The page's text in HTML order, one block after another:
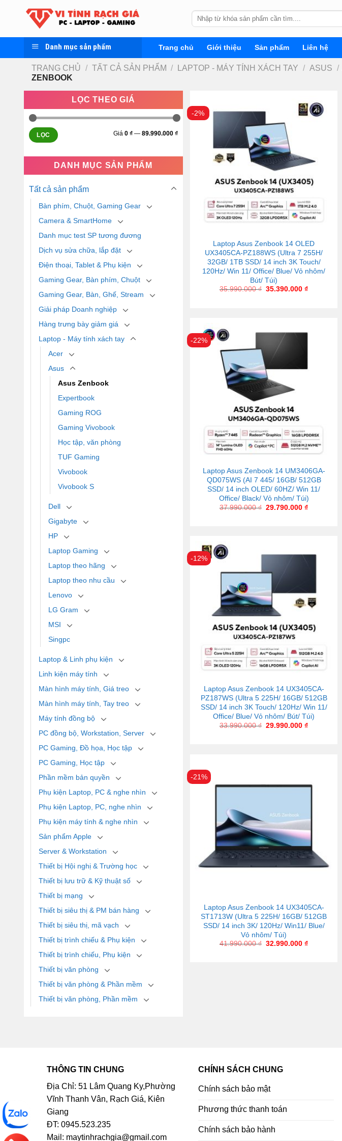
Tìm
kiếm:
Danh mục sản phẩm Trang chủ Giới thiệu Sản phẩm Liên hệ
TRANG CHỦ / TẤT CẢ SẢN PHẨM / LAPTOP - MÁY TÍNH XÁCH TAY / ASUS /
ZENBOOK
LỌC THEO GIÁ
LỌC Giá 0 ₫— 89.990.000 ₫
DANH MỤC SẢN PHẨM
Tất cả sản phẩm
Bàn phím, Chuột, Gaming Gear
Camera & SmartHome
Danh mục test SP tương đương
Dịch vụ sửa chữa, lắp đặt
Điện thoại, Tablet & Phụ kiện
Gaming Gear, Bàn phím, Chuột
Gaming Gear, Bàn, Ghế, Stream
Giải pháp Doanh nghiệp
Hàng trưng bày giảm giá
Laptop - Máy tính xách tay
Acer
Asus
Asus Zenbook
Expertbook
Gaming ROG
Gaming Vivobook
Học tập, văn phòng
TUF Gaming
Vivobook
Vivobook S
Dell
Gigabyte
HP
Laptop Gaming
Laptop theo hãng
Laptop theo nhu cầu
Lenovo
LG Gram
MSI
Singpc
Laptop & Linh phụ kiện
Linh kiện máy tính
Màn hình máy tính, Giá treo
Màn hình máy tính, Tay treo
Máy tính đồng bộ
PC đồng bộ, Workstation, Server
PC Gaming, Đồ họa, Học tập
PC Gaming, Học tập
Phần mềm bản quyền
Phụ kiện Laptop, PC & nghe nhìn
Phụ kiện Laptop, PC, nghe nhìn
Phụ kiện máy tính & nghe nhìn
Sản phẩm Apple
Server & Workstation
Thiết bị Hội nghị & Trường học
Thiết bị lưu trữ & Kỹ thuật số
Thiết bị mạng
Thiết bị siêu thị & PM bán hàng
Thiết bị siêu thị, mã vạch
Thiết bị trình chiếu & Phụ kiện
Thiết bị trình chiếu, Phụ kiện
Thiết bị văn phòng
Thiết bị văn phòng & Phần mềm
Thiết bị văn phòng, Phần mềm
-2%
Laptop Asus Zenbook 14 OLED
UX3405CA-PZ188WS (Ultra 7 255H/
32GB/ 1TB SSD/ 14 inch 3K Touch/
120Hz/ Win 11/ Office/ Blue/ Vỏ nhôm/
Bút/ Túi)
35.990.000₫ 35.390.000₫
-22%
Laptop Asus Zenbook 14 UM3406GA-
QD075WS (AI 7 445/ 16GB/ 512GB
SSD/ 14 inch OLED/ 60HZ/ Win 11/
Office/ Black/ Vỏ nhôm/ Túi)
37.990.000₫ 29.790.000₫
-12%
Laptop Asus Zenbook 14 UX3405CA-
PZ187WS (Ultra 5 225H/ 16GB/ 512GB
SSD/ 14 inch 3K Touch/ 120Hz/ Win 11/
Office/ Blue/ Vỏ nhôm/ Bút/ Túi)
33.990.000₫ 29.990.000₫
-21%
Laptop Asus Zenbook 14 UX3405CA-
ST1713W (Ultra 5 225H/ 16GB/ 512GB
SSD/ 14 inch 3K/ 120Hz/ Win11/ Blue/
Vỏ nhôm/ Túi)
41.990.000₫ 32.990.000₫
THÔNG TIN CHUNG
Địa Chỉ: 51 Lâm Quang Ky,Phường
Vĩnh Thanh Vân, Rạch Giá, Kiên
Giang
ĐT: 0945.523.235
Mail: maytinhrachgia@gmail.com
CHÍNH SÁCH CHUNG
Chính sách bảo mật
Phương thức thanh toán
Chính sách bảo hành